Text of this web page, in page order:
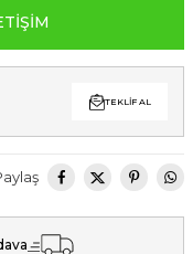
TEKLIF AL